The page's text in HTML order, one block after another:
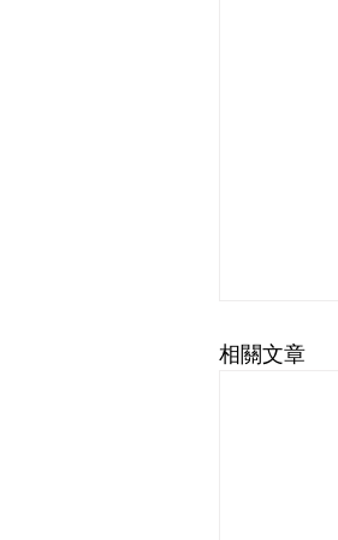
相關文章